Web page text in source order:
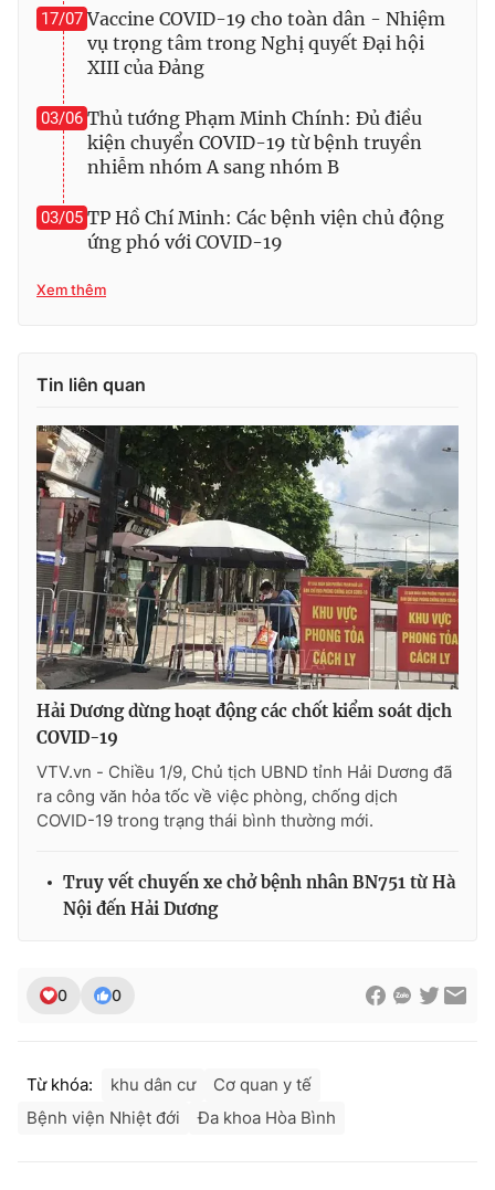
Ðiện thoại Thời báo VTV:024.66 897 897
Email: toasoan@vtv.vn
Liên hệ quảng cáo:024-7300.7108
® Cấm sao chép dưới mọi hình thức nếu không có sự chấp
thông tin từ website này.
17/07 Vaccine COVID-19 cho toàn dân - Nhiệm
vụ trọng tâm trong Nghị quyết Đại hội
XIII của Đảng
03/06 Thủ tướng Phạm Minh Chính: Đủ điều
kiện chuyển COVID-19 từ bệnh truyền
nhiễm nhóm A sang nhóm B
03/05 TP Hồ Chí Minh: Các bệnh viện chủ động
ứng phó với COVID-19
Xem thêm
Tin liên quan
Hải Dương dừng hoạt động các chốt kiểm soát dịch
COVID-19
VTV.vn - Chiều 1/9, Chủ tịch UBND tỉnh Hải Dương đã
ra công văn hỏa tốc về việc phòng, chống dịch
COVID-19 trong trạng thái bình thường mới.
Truy vết chuyến xe chở bệnh nhân BN751 từ Hà
Nội đến Hải Dương
0 0
Từ khóa: khu dân cư
Cơ quan y tế
Bệnh viện Nhiệt đới
Đa khoa Hòa Bình